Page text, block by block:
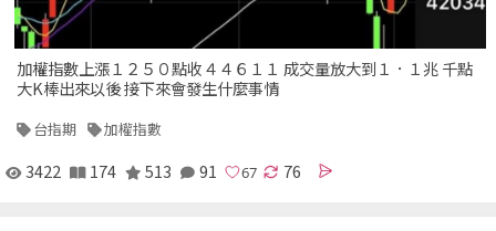
加權指數上漲１２５０點收４４６１１ 成交量放大到１．１兆 千點
大K棒出來以後 接下來會發生什麼事情
台指期 加權指數
3422 174 513 91 76